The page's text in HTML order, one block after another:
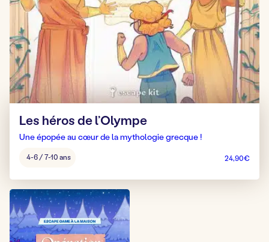
Les héros de l’Olympe
Une épopée au cœur de la mythologie grecque !
pour
:
4-6 / 7-10 ans 24,90€